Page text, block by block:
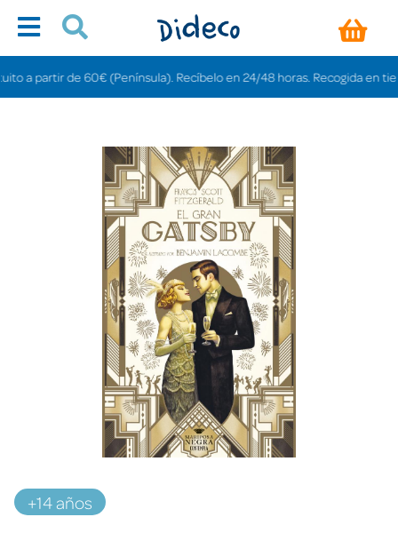
partir de 60€ (Península). Recíbelo en 24/48 horas. Recogida en
+14 años